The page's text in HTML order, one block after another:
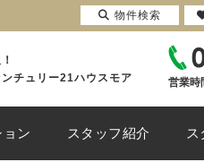
チュリー21ハウスモア
営業時
ン スタッフ紹介 ス
物件検索